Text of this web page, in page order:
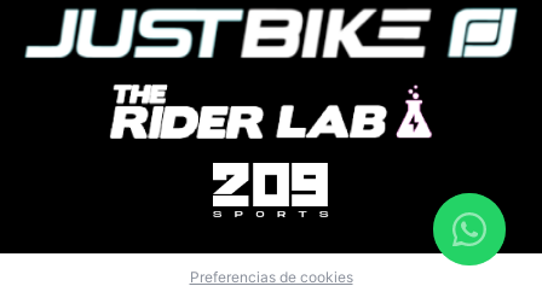
Preferencias de cookies